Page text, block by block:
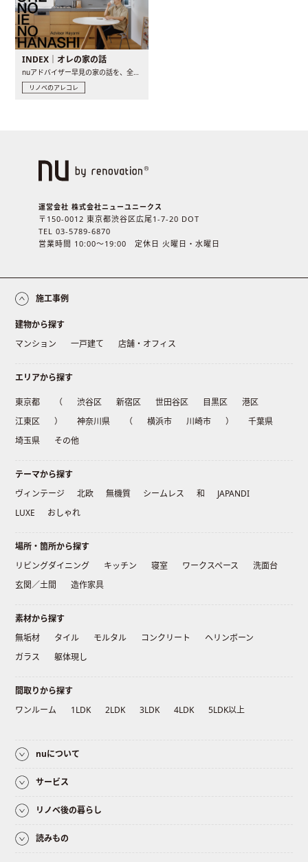
INDEX｜オレの家の話
nuアドバイザー早見の家の話を、全4話でお届け。リノベーションを..
リノベのアレコレ
運営会社 株式会社ニューユニークス
〒150-0012 東京都渋谷区広尾1-7-20 DOT
TEL 03-5789-6870
営業時間 10:00〜19:00 定休日 火曜日・水曜日
施工事例
建物から探す
マンション
一戸建て 店舗・オフィス
エリアから探す
東京都 （ 渋谷区 新宿区 世田谷区 目黒区
港区
江東区
） 神奈川県 （ 横浜市 川崎市 ）
千葉県
埼玉県
その他
テーマから探す
ヴィンテージ
北欧 無機質 シームレス 和
JAPANDI
LUXE
おしゃれ
場所・箇所から探す
リビングダイニング
キッチン 寝室 ワークスペース
洗面台
玄関／土間
造作家具
素材から探す
無垢材
タイル モルタル コンクリート
ヘリンボーン
ガラス
躯体現し
間取りから探す
ワンルーム
1LDK 2LDK 3LDK 4LDK 5LDK以上
nuについて
サービス
リノベ後の暮らし
読みもの